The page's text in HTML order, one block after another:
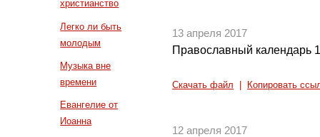
христианство
Легко ли быть
молодым
Музыка вне
времени
Евангелие от
Иоанна
13 апреля 2017
Православный календарь
Скачать файл Копировать
12 апреля 2017